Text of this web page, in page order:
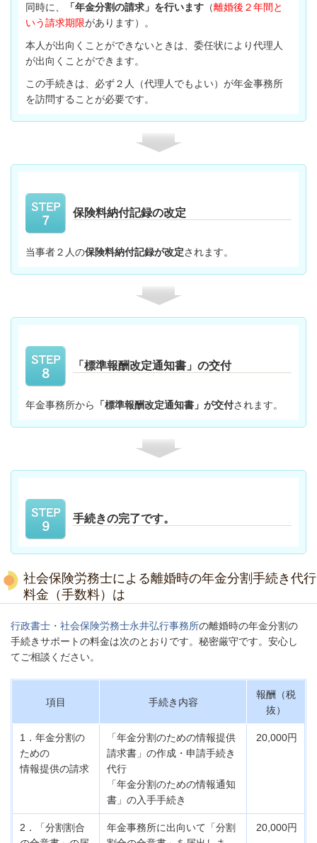
同時に、
「年金分割の請求」を行います （離婚後２年間と
いう請求期限があります）。
本人が出向くことができないときは、委任状により代理人
が出向くことができます。
この手続きは、必ず２人（代理人でもよい）が年金事務所
を訪問することが必要です。
保険料納付記録の改定
当事者２人の保険料納付記録が改定されます。
「標準報酬改定通知書」の交付
年金事務所から 「標準報酬改定通知書」が交付されます。
手続きの完了です。
社会保険労務士による離婚時の年金分割手続き代行
料金（手数料）は
行政書士・社会保険労務士永井弘行事務所の離婚時の年金分割の
手続きサポートの料金は次のとおりです。秘密厳守です。安心し
てご相談ください。
項目 手続き内容
報酬 （税
抜）
1．年金分割の
ための
情報提供の請求
「年金分割のための情報提供
請求書」 の作成・申請手続き
代行
「年金分割のための情報通知
書」の入手手続き
20,000円
2．「分割割合
年金事務所に出向いて 「分割
20,000円